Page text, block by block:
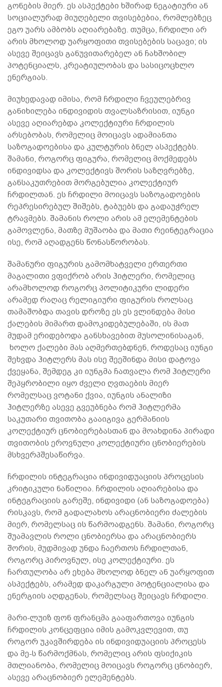
გონების მიერ. ეს ასპექტები ხშირად ნეგატიური ან
სოციალურად მიუღებელი თვისებებია, რომლებზეც
ეგო უარს ამბობს აღიარებაზე. თუმცა, ჩრდილი არ
არის მხოლოდ უარყოფითი თვისებების საცავი; ის
ასევე შეიცავს განუვითარებელ ან ჩახშობილ
პოტენციალს, კრეატიულობას და სასიცოცხლო
ენერგიას.
მიუხედავად იმისა, რომ ჩრდილი ჩვეულებრივ
განიხილება ინდივიდის თვალსაზრისით, იუნგი
ასევე აღიარებდა კოლექტიური ჩრდილის
არსებობას, რომელიც მოიცავს ადამიანთა
საზოგადოებისა და კულტურის ბნელ ასპექტებს.
შამანი, როგორც ფიგურა, რომელიც მოქმედებს
ინდივიდსა და კოლექტივს შორის საზღვრებზე,
განსაკუთრებით მორგებულია კოლექტიურ
ჩრდილთან. ეს ჩრდილი მოიცავს საზოგადოების
რეპრესირებულ შიშებს, ტაბუებს და გადაუჭრელ
ტრავმებს. შამანის როლი არის ამ ელემენტების
გამოვლენა, მათზე მუშაობა და მათი რეინტეგრაცია
ისე, რომ აღადგენს წონასწორობას.
შამანური ფიგურის გამომხატველი ერთერთი
მაგალითი ვფიქრობ არის ჰიტლერი, რომელიც
არამხოლოდ როგორც პოლიტიკური ლიდერი
არამედ რაღაც რელიგიური ფიგურის როლსაც
თამაშობდა თავის დროზე ეს ეს ვლინდება მისი
ქალების მიმართ დამოკიდებულებაში, ის მათ
მუდამ ერიდებოდა განსხავებით მუსოლინისაგან,
ხოლო ქალები მას აღმერთებდნენ, როდესაც იუნგი
შეხვდა ჰიტლერს მას ისე შეეშინდა მისი დატოვა
ქვეყანა, შემდეგ კი იუნგმა ჩათვალა რომ ჰიტლერი
შეპყრობილი იყო ძველი ღვთაების მიერ
რომელსაც ვოტანი ქვია, იუნგის ანალიზი
ჰიტლერზე ასევე გვეუბნება რომ ჰიტლერმა
საკუთარი თვითობა გააიგივა გერმანიის
კოლექტიურ ცნობიერებასთან და მოახდინა პირადი
თვითობის ეროვნული კოლექტიური ცნობიერების
მსხვერპშესაწირვა.
ჩრდილის ინტეგრაცია ინდივიდუაციის პროცესის
კრიტიკული ნაწილია. ჩრდილის აღიარებისა და
ინტეგრაციის გარეშე, ინდივიდი (ან საზოგადოება)
რისკავს, რომ გადალახოს არაცნობიერი ძალების
მიერ, რომელსაც ის წარმოადგენს. შამანი, როგორც
შუამავლის როლი ცნობიერსა და არაცნობიერს
შორის, მუდმივად უნდა ჩაერთოს ჩრდილთან,
როგორც პიროვნულ, ისე კოლექტიური. ეს
ჩართულობა არ ეხება მხოლოდ ბნელ ან უარყოფით
ასპექტებს, არამედ დაკარგული პოტენციალისა და
ენერგიის აღდგენას, რომელსაც შეიცავს ჩრდილი.
მარი-ლუიზ ფონ ფრანცმა გააფართოვა იუნგის
ჩრდილის კონცეფცია იმის გამოკვლევით, თუ
როგორ უკავშირდება ის ინდივიდუაციის პროცესს
და მე-ს წარმოქმნას, რომელიც არის ფსიქიკის
მთლიანობა, რომელიც მოიცავს როგორც ცნობიერ,
ასევე არაცნობიერ ელემენტებს.